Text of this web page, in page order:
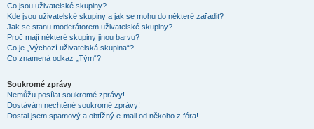
Co jsou uživatelské skupiny?
Kde jsou uživatelské skupiny a jak se mohu do některé zařadit?
Jak se stanu moderátorem uživatelské skupiny?
Proč mají některé skupiny jinou barvu?
Co je „Výchozí uživatelská skupina“?
Co znamená odkaz „Tým“?
Soukromé zprávy
Nemůžu posílat soukromé zprávy!
Dostávám nechtěné soukromé zprávy!
Dostal jsem spamový a obtížný e-mail od někoho z fóra!